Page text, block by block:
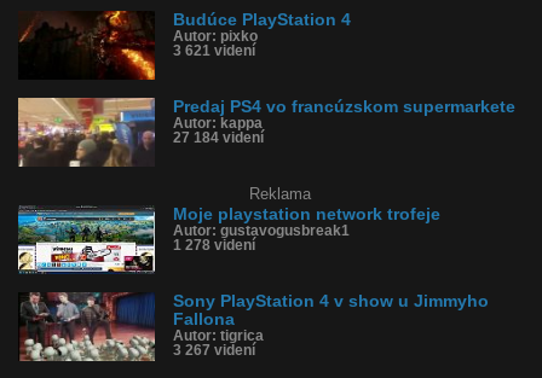
História sledovanosti videa:
Budúce PlayStation 4
Autor: pixko
3 621 videní
Predaj PS4 vo francúzskom supermarkete
Autor: kappa
27 184 videní
Reklama
Moje playstation network trofeje
Autor: gustavogusbreak1
1 278 videní
Sony PlayStation 4 v show u Jimmyho
Fallona
Autor: tigrica
3 267 videní